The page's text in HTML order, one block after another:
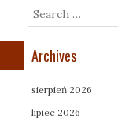
Search
Archives
sierpień 2026
lipiec 2026